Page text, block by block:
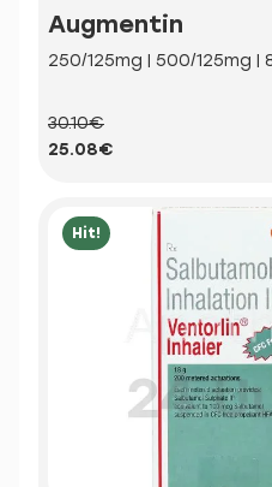
Augmentin
250/125mg | 500/125mg |
30.10€
25.08€
Hit!